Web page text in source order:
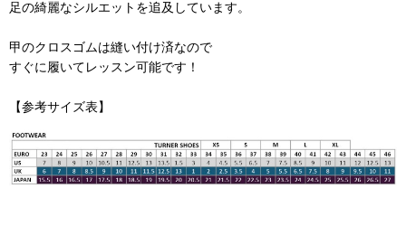
足の綺麗なシルエットを追及しています。
甲のクロスゴムは縫い付け済なので
すぐに履いてレッスン可能です！
【参考サイズ表】